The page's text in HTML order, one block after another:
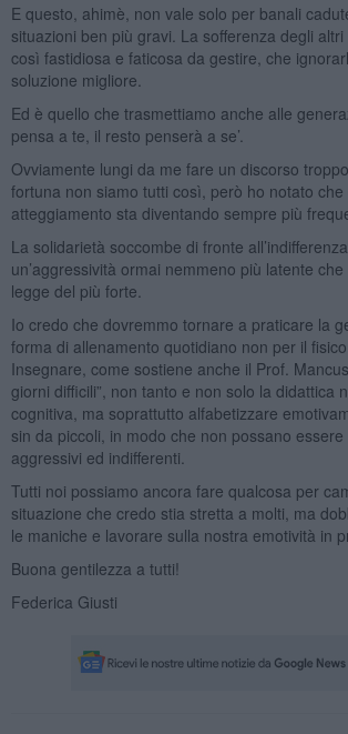
E questo, ahimè, non vale solo per banali
situazioni ben più gravi. La sofferenza degli
così fastidiosa e faticosa da gestire, che
soluzione migliore.
Ed è quello che trasmettiamo anche alle
pensa a te, il resto penserà a se’.
Ovviamente lungi da me fare un discorso
fortuna non siamo tutti così, però ho notato che
atteggiamento sta diventando sempre più
La solidarietà soccombe di fronte
un’aggressività ormai nemmeno più latente
legge del più forte.
Io credo che dovremmo tornare a praticare la
forma di allenamento quotidiano non per il fisico
Insegnare, come sostiene anche il Prof.
giorni difficili”, non tanto e non solo la didattica
cognitiva, ma soprattutto alfabetizzare
sin da piccoli, in modo che non possano essere
aggressivi ed indifferenti.
Tutti noi possiamo ancora fare qualcosa per
situazione che credo stia stretta a molti, ma
le maniche e lavorare sulla nostra emotività in
Buona gentilezza a tutti!
Federica Giusti